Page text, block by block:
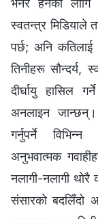
भनेर हेर्नका
स्वतन्त्र मिडियाले
पर्छ; अनि
तिनीहरू सौन्दर्य,
दीर्घायु हासिल
अनलाइन जान्छन्।
गर्नुपर्ने विभिन्न
अनुभवात्मक
नलागी-नलागी थोरै
संसारको बदलिँदो